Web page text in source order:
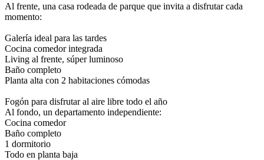
Al frente, una casa rodeada de parque que invita a disfrutar cada
momento:
Galería ideal para las tardes
Cocina comedor integrada
Living al frente, súper luminoso
Baño completo
Planta alta con 2 habitaciones cómodas
Fogón para disfrutar al aire libre todo el año
Al fondo, un departamento independiente:
Cocina comedor
Baño completo
1 dormitorio
Todo en planta baja